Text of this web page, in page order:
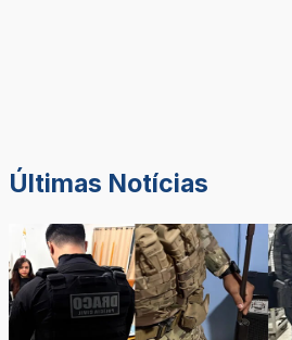
Últimas Notícias